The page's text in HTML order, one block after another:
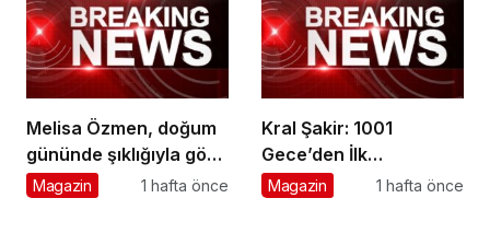
Melisa Özmen, doğum
gününde şıklığıyla göz
kamaştırdı
Magazin 1 hafta önce
Kral Şakir: 1001
Gece’den İlk
Görüntüler Yayınlandı
Magazin 1 hafta önce